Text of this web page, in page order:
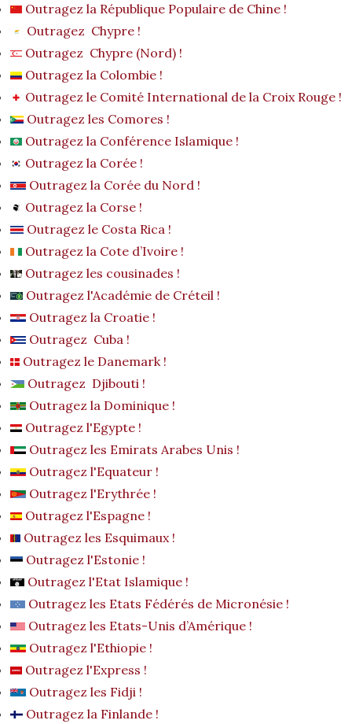
Outragez la République Populaire de Chine !
Outragez Chypre !
Outragez Chypre (Nord) !
Outragez la Colombie !
Outragez le Comité International de la Croix Rouge !
Outragez les Comores !
Outragez la Conférence Islamique !
Outragez la Corée !
Outragez la Corée du Nord !
Outragez la Corse !
Outragez le Costa Rica !
Outragez la Cote d’Ivoire !
Outragez les cousinades !
Outragez l'Académie de Créteil !
Outragez la Croatie !
Outragez Cuba !
Outragez le Danemark !
Outragez Djibouti !
Outragez la Dominique !
Outragez l'Egypte !
Outragez les Emirats Arabes Unis !
Outragez l'Equateur !
Outragez l'Erythrée !
Outragez l'Espagne !
Outragez les Esquimaux !
Outragez l'Estonie !
Outragez l'Etat Islamique !
Outragez les Etats Fédérés de Micronésie !
Outragez les Etats-Unis d’Amérique !
Outragez l'Ethiopie !
Outragez l'Express !
Outragez les Fidji !
Outragez la Finlande !